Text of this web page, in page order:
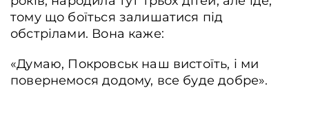
тому що боїться залишатися під
обстрілами. Вона каже:
«Думаю, Покровськ наш вистоїть, і ми
повернемося додому, все буде добре».